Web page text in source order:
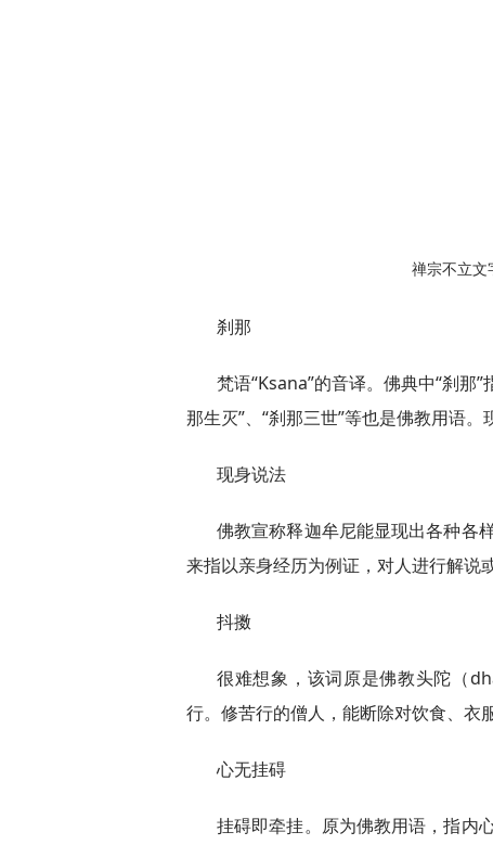
禅宗不立文
刹那
梵语“Ksana”的音译。佛典中“刹那
那生灭”、“刹那三世”等也是佛教用语。
现身说法
佛教宣称释迦牟尼能显现出各种各
来指以亲身经历为例证，对人进行解说
抖擞
很难想象，该词原是佛教头陀（
行。修苦行的僧人，能断除对饮食、衣
心无挂碍
挂碍即牵挂。原为佛教用语，指内